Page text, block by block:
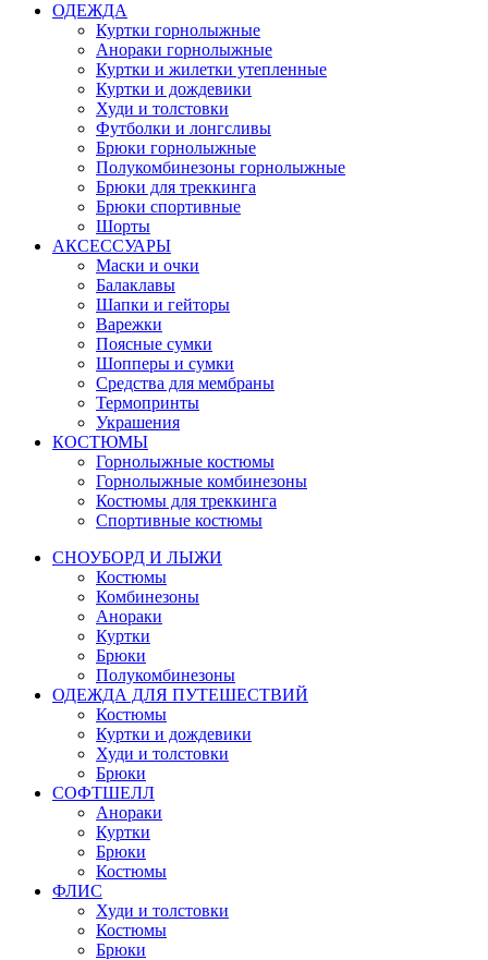
ОДЕЖДА
Куртки горнолыжные
Анораки горнолыжные
Куртки и жилетки утепленные
Куртки и дождевики
Худи и толстовки
Футболки и лонгсливы
Брюки горнолыжные
Полукомбинезоны горнолыжные
Брюки для треккинга
Брюки спортивные
Шорты
АКСЕССУАРЫ
Маски и очки
Балаклавы
Шапки и гейторы
Варежки
Поясные сумки
Шопперы и сумки
Средства для мембраны
Термопринты
Украшения
КОСТЮМЫ
Горнолыжные костюмы
Горнолыжные комбинезоны
Костюмы для треккинга
Спортивные костюмы
СНОУБОРД И ЛЫЖИ
Костюмы
Комбинезоны
Анораки
Куртки
Брюки
Полукомбинезоны
ОДЕЖДА ДЛЯ ПУТЕШЕСТВИЙ
Костюмы
Куртки и дождевики
Худи и толстовки
Брюки
СОФТШЕЛЛ
Анораки
Куртки
Брюки
Костюмы
ФЛИС
Худи и толстовки
Костюмы
Брюки